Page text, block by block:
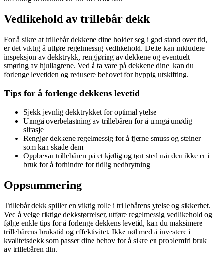
Vedlikehold av trillebår dekk
For å sikre at trillebår dekkene dine holder seg i god stand over tid,
er det viktig å utføre regelmessig vedlikehold. Dette kan inkludere
inspeksjon av dekktrykk, rengjøring av dekkene og eventuelt
smøring av hjullagrene. Ved å ta vare på dekkene dine, kan du
forlenge levetiden og redusere behovet for hyppig utskifting.
Tips for å forlenge dekkens levetid
Sjekk jevnlig dekktrykket for optimal ytelse
Unngå overbelastning av trillebåren for å unngå unødig
slitasje
Rengjør dekkene regelmessig for å fjerne smuss og steiner
som kan skade dem
Oppbevar trillebåren på et kjølig og tørt sted når den ikke er i
bruk for å forhindre for tidlig nedbrytning
Oppsummering
Trillebår dekk spiller en viktig rolle i trillebårens ytelse og sikkerhet.
Ved å velge riktige dekkstørrelser, utføre regelmessig vedlikehold og
følge enkle tips for å forlenge dekkens levetid, kan du maksimere
trillebårens brukstid og effektivitet. Ikke nøl med å investere i
kvalitetsdekk som passer dine behov for å sikre en problemfri bruk
av trillebåren din.